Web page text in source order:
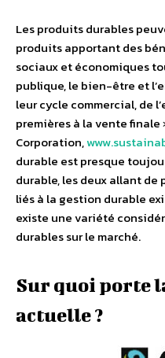
Les produits durables
produits apportant des
sociaux et économiques
publique, le bien-être et
leur cycle commercial, de
premières à la vente
Corporation,
durable est presque
durable, les deux allant de
liés à la gestion durable
existe une variété
durables sur le marché.
Sur quoi porte
actuelle ?